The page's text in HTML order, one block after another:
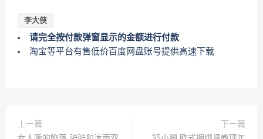
李大侠
请完全按付款弹窗显示的金额进行付款
淘宝等平台有售低价百度网盘账号提供高速下载
上一篇
下一篇